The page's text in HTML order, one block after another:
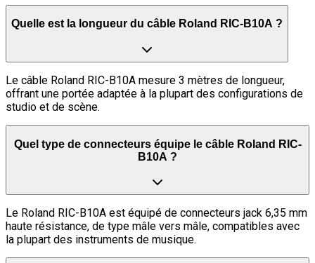
Quelle est la longueur du câble Roland RIC-B10A ?
Le câble Roland RIC-B10A mesure 3 mètres de longueur,
offrant une portée adaptée à la plupart des configurations de
studio et de scène.
Quel type de connecteurs équipe le câble Roland RIC-
B10A ?
Le Roland RIC-B10A est équipé de connecteurs jack 6,35 mm
haute résistance, de type mâle vers mâle, compatibles avec
la plupart des instruments de musique.